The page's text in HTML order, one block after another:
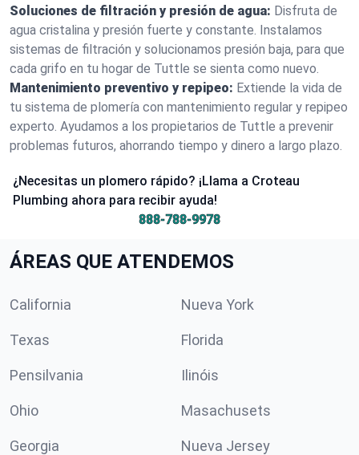
Soluciones de filtración y presión de agua: Disfruta de
agua cristalina y presión fuerte y constante. Instalamos
sistemas de filtración y solucionamos presión baja, para que
cada grifo en tu hogar de Tuttle se sienta como nuevo.
Mantenimiento preventivo y repipeo: Extiende la vida de
tu sistema de plomería con mantenimiento regular y repipeo
experto. Ayudamos a los propietarios de Tuttle a prevenir
problemas futuros, ahorrando tiempo y dinero a largo plazo.
¿Necesitas un plomero rápido? ¡Llama a Croteau
Plumbing ahora para recibir ayuda!
888-788-9978
ÁREAS QUE ATENDEMOS
California Nueva York
Texas Florida
Pensilvania Ilinóis
Ohio Masachusets
Georgia Nueva Jersey